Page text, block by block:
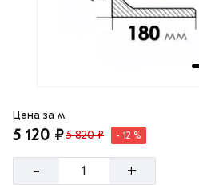
Цена за м
5 120 ₽5 820 ₽ - 12 %
- +